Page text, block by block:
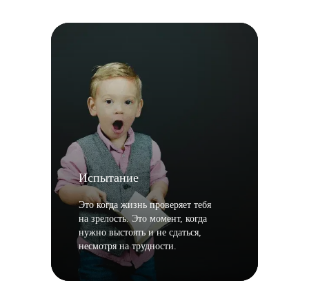
Испытание
Это когда жизнь проверяет тебя
на зрелость. Это момент, когда
нужно выстоять и не сдаться,
несмотря на трудности.